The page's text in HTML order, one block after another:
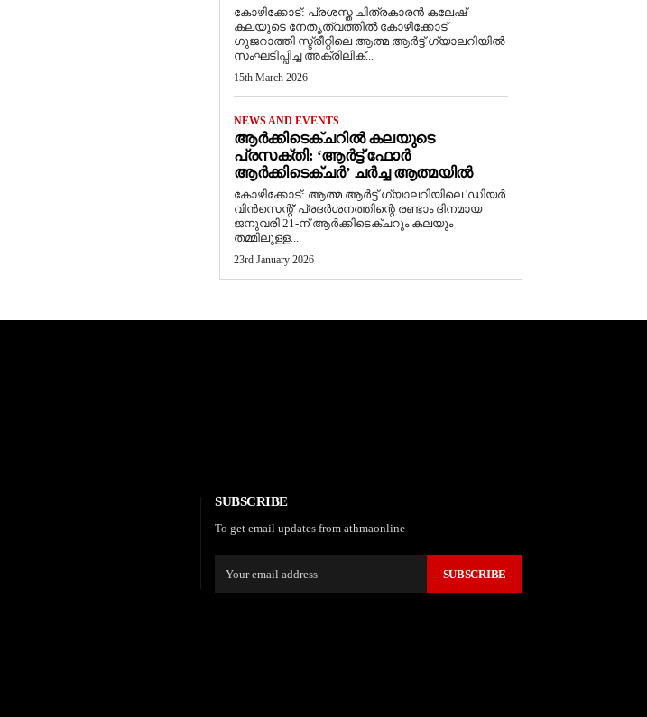
കോഴിക്കോട്: പ്രശസ്ത ചിത്രകാരൻ കലേഷ്
കലയുടെ നേതൃത്വത്തിൽ കോഴിക്കോട്
ഗുജറാത്തി സ്ട്രീറ്റിലെ ആത്മ ആർട്ട് ഗ്യാലറിയിൽ
സംഘടിപ്പിച്ച അക്രിലിക്...
15th March 2026
NEWS AND EVENTS
ആർക്കിടെക്ചറിൽ കലയുടെ
പ്രസക്തി: ‘ആർട്ട് ഫോർ
ആർക്കിടെക്ചർ’ ചർച്ച ആത്മയിൽ
​കോഴിക്കോട്: ആത്മ ആർട്ട് ഗ്യാലറിയിലെ 'ഡിയർ
വിൻസെന്റ്' പ്രദർശനത്തിന്റെ രണ്ടാം ദിനമായ
ജനുവരി 21-ന് ആർക്കിടെക്ചറും കലയും
തമ്മിലുള്ള...
23rd January 2026
SUBSCRIBE
To get email updates from athmaonline
SUBSCRIBE